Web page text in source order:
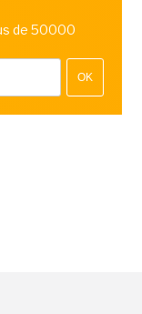
de 50000
OK